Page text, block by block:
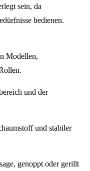
sein, da
bedienen.
Modellen,
und der
und stabiler
genoppt oder gerillt